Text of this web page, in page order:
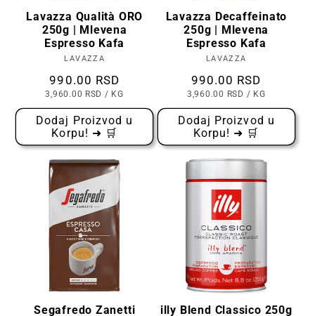
Lavazza Qualità ORO
250g | Mlevena
Espresso Kafa
Prodavac:
LAVAZZA
Cena
990.00 RSD
CENA
KOMADU
3,960.00 RSD / PO
KG
Dodaj Proizvod u
Korpu! ➜ 🛒
Lavazza Decaffeinato
250g | Mlevena
Espresso Kafa
Prodavac:
LAVAZZA
Cena
990.00 RSD
CENA
KOMADU
3,960.00 RSD / PO
KG
Dodaj Proizvod u
Korpu! ➜ 🛒
Segafredo Zanetti illy Blend Classico 250g